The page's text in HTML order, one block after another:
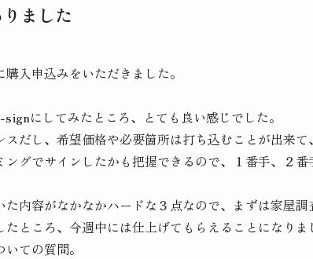
ました
入申込みをいただきました。
にしてみたところ、とても良い感じでした。
スだし、希望価格や必要箇所は打ち込むことが出来
グでサインしたかも把握できるので、１番手、２番
内容がなかなかハードな３点なので、まずは家屋
ところ、今週中には仕上げてもらえることになりま
ての質問。